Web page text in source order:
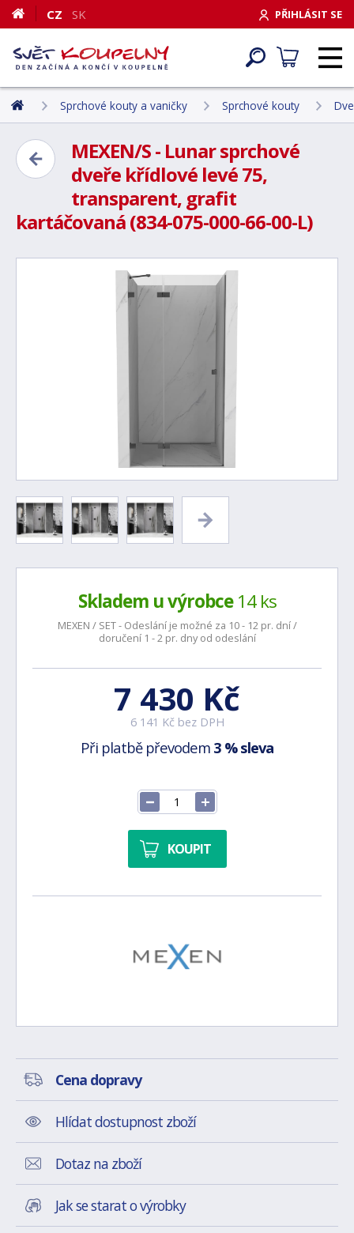
PŘIHLÁSIT SE
CZ SK
Sprchové kouty a vaničky Sprchové kouty
MEXEN/S - Lunar sprchové
dveře křídlové levé 75,
transparent, grafit
kartáčovaná (834-075-000-66-00-L)
Skladem u výrobce14 ks
MEXEN / SET - Odeslání je možné za 10 - 12 pr. dní /
doručení 1 - 2 pr. dny od odeslání
7 430 Kč
6 141 Kč bez DPH
Při platbě převodem 3 % sleva
KOUPIT
Cena dopravy
Hlídat dostupnost zboží
Dotaz na zboží
Jak se starat o výrobky